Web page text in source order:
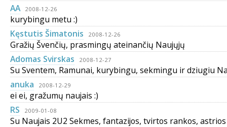
AA
2008-12-26
kurybingu metu :)
Kęstutis Šimatonis
2008-12-26
Gražių Švenčių, prasmingų ateinančių Naujųjų
Adomas Svirskas
2008-12-27
Su Sventem, Ramunai, kurybingu, sekmingu ir dziugiu
anuka
2008-12-29
ei ei, gražumų naujais :)
RS
2009-01-08
Su Naujais 2U2 Sekmes, fantazijos, tvirtos rankos,